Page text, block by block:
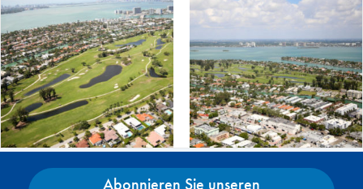
Abonnieren Sie unseren